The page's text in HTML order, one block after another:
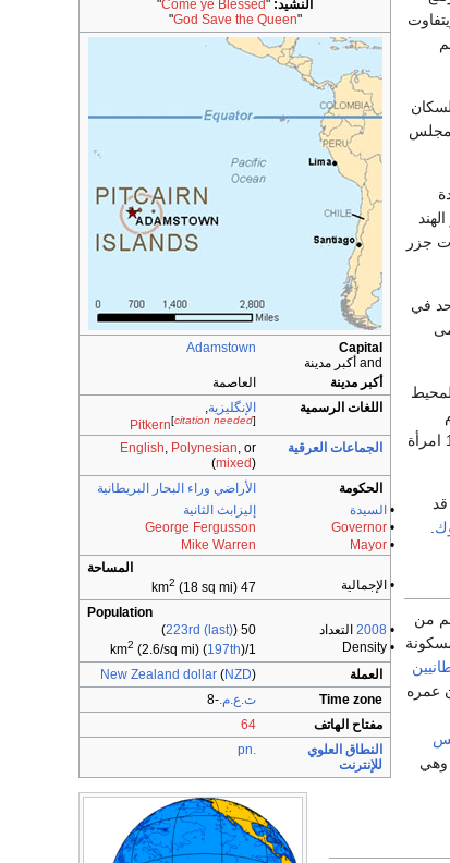
النشيد: "
Come ye Blessed
"
"
God Save the Queen
"
Capital
and أكبر مدينة
Adamstown
أكبر مدينة
العاصمة
اللغات الرسمية
الإنگليزية,
Pitkern[citation needed]
الجماعات العرقية English, Polynesian, or
(mixed)
الحكومة
الأراضي وراء البحار البريطانية
• السيدة
إليزابث الثانية
•
Governor
George Fergusson
•
Mayor
Mike Warren
المساحة
• الإجمالية
47 km
2 (18 sq mi)
Population
•
2008 التعداد 50 (
223rd (last)
)
• Density
1/km
2 (2.6/sq mi) (197th)
العملة
New Zealand dollar(NZD)
Time zone
ت.ع.م.-8
مفتاح الهاتف
64
النطاق العلوي
للإنترنت
.pn
ويتفاوت
ومتوسط سقوط الأمطار 200سم
مجلس
جزر
في
1790م، استقر تسعة من المتمردين في جزيرة بتكيرن، أحضر البحارة معهم 19 بولينيزيًا وهم ستة رجال و12 امرأة
قد
من
عمره
وهي